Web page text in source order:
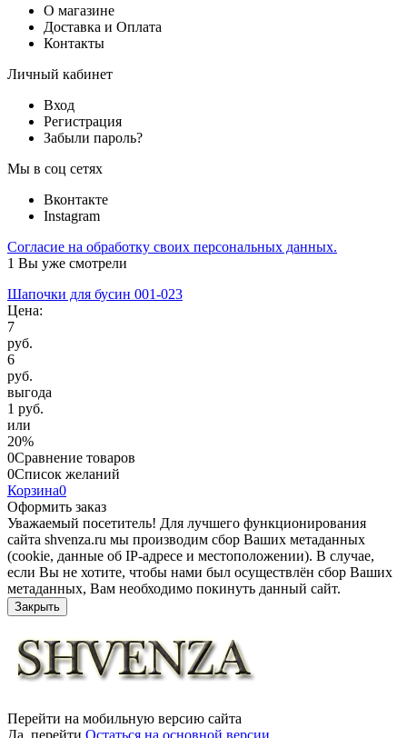
О магазине
Доставка и Оплата
Контакты
Личный кабинет
Вход
Регистрация
Забыли пароль?
Мы в соц сетях
Вконтакте
Instagram
Согласие на обработку своих персональных данных.
1 Вы уже смотрели
Шапочки для бусин 001-023
Цена:
7
руб.
6
руб.
выгода
1 руб.
или
20%
0Сравнение товаров
0Список желаний
Корзина0
Оформить заказ
Уважаемый посетитель! Для лучшего функционирования
сайта shvenza.ru мы производим сбор Ваших метаданных
(cookie, данные об IP-адресе и местоположении). В случае,
если Вы не хотите, чтобы нами был осуществлён сбор Ваших
метаданных, Вам необходимо покинуть данный сайт.
Закрыть
Перейти на мобильную версию сайта
Да, перейти Остаться на основной версии